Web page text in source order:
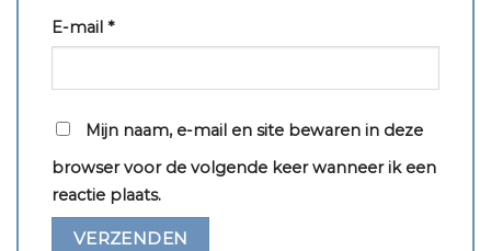
E-mail *
Mijn naam, e-mail en site bewaren in deze
browser voor de volgende keer wanneer ik een
reactie plaats.